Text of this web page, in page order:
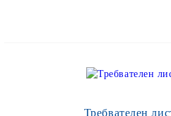
Требвателен